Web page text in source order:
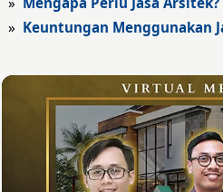
» Keuntungan Menggunakan